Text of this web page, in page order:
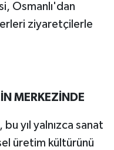
Osmanlı'dan
ziyaretçilerle
MERKEZİNDE
yıl yalnızca sanat
üretim kültürünü